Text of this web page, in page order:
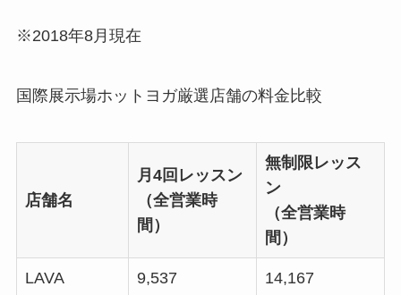
※2018年8月現在
国際展示場ホットヨガ厳選店舗の料金比較
店舗名
月4回レッスン
（全営業時
間）
無制限レッス
ン
（全営業時
間）
LAVA 9,537 14,167